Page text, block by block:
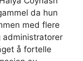
da hun
med flere
administratorer
å fortelle